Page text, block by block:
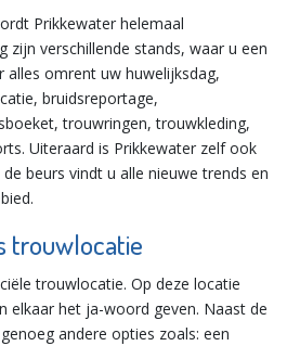
Prikkewater helemaal
zijn verschillende stands, waar u een
omrent uw huwelijksdag,
bruidsreportage,
trouwringen, trouwkleding,
Uiteraard is Prikkewater zelf ook
beurs vindt u alle nieuwe trends en
trouwlocatie
trouwlocatie. Op deze locatie
elkaar het ja-woord geven. Naast de
andere opties zoals: een